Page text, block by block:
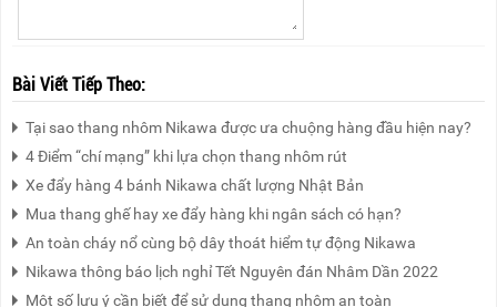
Bài Viết Tiếp Theo:
Tại sao thang nhôm Nikawa được ưa chuộng hàng đầu hiện nay?
4 Điểm “chí mạng” khi lựa chọn thang nhôm rút
Xe đẩy hàng 4 bánh Nikawa chất lượng Nhật Bản
Mua thang ghế hay xe đẩy hàng khi ngân sách có hạn?
An toàn cháy nổ cùng bộ dây thoát hiểm tự động Nikawa
Nikawa thông báo lịch nghỉ Tết Nguyên đán Nhâm Dần 2022
Một số lưu ý cần biết để sử dụng thang nhôm an toàn